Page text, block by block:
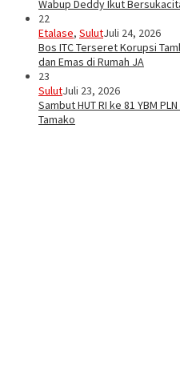
Wabup Deddy Ikut
22
Etalase, SulutJuli 24, 2026
Bos ITC Terseret Korupsi
dan Emas di Rumah JA
23
SulutJuli 23, 2026
Sambut HUT RI ke 81 YBM
Tamako